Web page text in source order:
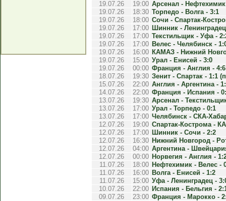
19.07.26
19:00 Арсенал -
19.07.26
18:30 Торпедо - Волга - 3:1
19.07.26
18:00 Сочи - Спартак-
19.07.26
17:00 Шинник -
19.07.26
17:00 Текстильщик - Уфа -
19.07.26
17:00 Велес - Челябинск -
19.07.26
16:00 КАМАЗ - Нижний
19.07.26
15:00 Урал - Енисей - 3:0
19.07.26
00:00 Франция - Англия - 4:6
18.07.26
19:30 Зенит - Спартак - 1:1
15.07.26
22:00 Англия - Аргентина -
14.07.26
22:00 Франция - Испания -
13.07.26
19:30 Арсенал -
13.07.26
17:00 Урал - Торпедо - 0:1
13.07.26
17:00 Челябинск - СКА-
12.07.26
19:00 Спартак-Кострома -
12.07.26
17:00 Шинник - Сочи - 2:2
12.07.26
16:30 Нижний Новгород -
12.07.26
04:00 Аргентина -
12.07.26
00:00 Норвегия - Англия -
11.07.26
18:00 Нефтехимик - Велес -
11.07.26
16:00 Волга - Енисей - 1:2
11.07.26
15:00 Уфа - Ленинградец -
10.07.26
22:00 Испания - Бельгия -
09.07.26
23:00 Франция - Марокко -